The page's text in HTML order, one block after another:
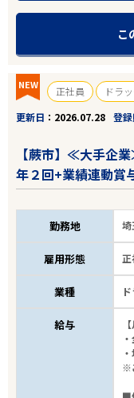
こ
NEW 正社員
ドラ
更新日
2026.07.28 登
【蕨市】≪大手企
年２回+業績連動賞
勤務地
雇用形態 正
業種
給与
※